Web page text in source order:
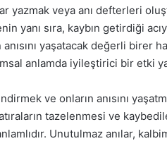
yazmak veya anı defterleri
yanı sıra, kaybın getirdiği
yaşatacak değerli birer
anlamda iyileştirici bir etki
ve onların anısını
tazelenmesi ve
Unutulmaz anılar,